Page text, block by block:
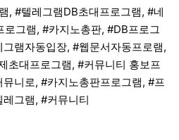
, #텔레그램DB초대프로그램, #네
그램, #카지노총판, #DB프로그
램자동입장, #웹문서자동프로램,
초대프로그램, #커뮤니티 홍보프
니로, #카지노총판프로그램, #프
그램, #커뮤니티